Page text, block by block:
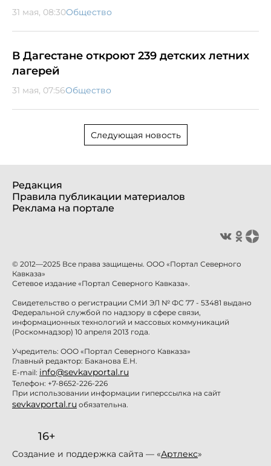
31 мая, 08:30Общество
В Дагестане откроют 239 детских летних
лагерей
31 мая, 07:56Общество
Следующая новость
Редакция
Правила публикации материалов
Реклама на портале
© 2012—2025 Все права защищены. ООО «Портал Северного
Кавказа»
Сетевое издание «Портал Северного Кавказа».
Свидетельство о регистрации СМИ ЭЛ № ФС 77 - 53481 выдано
Федеральной службой по надзору в сфере связи,
информационных технологий и массовых коммуникаций
(Роскомнадзор) 10 апреля 2013 года.
Учредитель: ООО «Портал Северного Кавказа»
Главный редактор: Баканова Е.Н.
E-mail: info@sevkavportal.ru
Телефон: +7-8652-226-226
При использовании информации гиперссылка на сайт
sevkavportal.ru обязательна.
16+
Создание и поддержка сайта — «Артлекс»